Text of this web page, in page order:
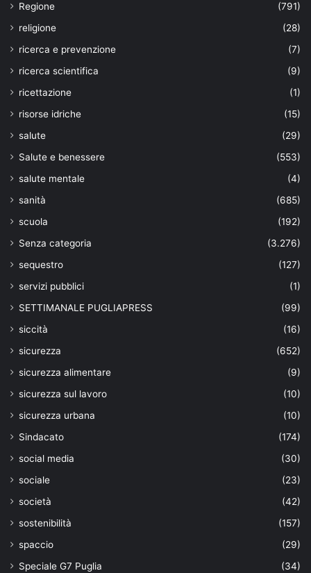
Regione
(791)
religione
(28)
ricerca e prevenzione
(7)
ricerca scientifica
(9)
ricettazione
(1)
risorse idriche
(15)
salute
(29)
Salute e benessere
(553)
salute mentale
(4)
sanità
(685)
scuola
(192)
Senza categoria
(3.276)
sequestro
(127)
servizi pubblici
(1)
SETTIMANALE PUGLIAPRESS
(99)
siccità
(16)
sicurezza
(652)
sicurezza alimentare
(9)
sicurezza sul lavoro
(10)
sicurezza urbana
(10)
Sindacato
(174)
social media
(30)
sociale
(23)
società
(42)
sostenibilità
(157)
spaccio
(29)
Speciale G7 Puglia
(34)